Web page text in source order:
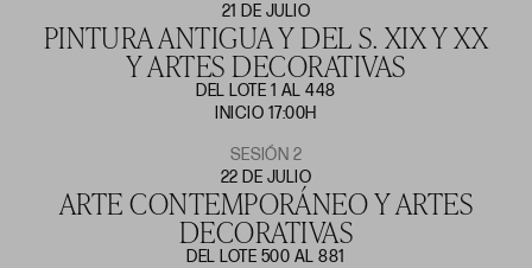
21 DE JULIO
PINTURA ANTIGUA Y DEL S. XIX Y XX
Y ARTES DECORATIVAS
DEL LOTE 1 AL 448
INICIO 17:00H
SESIÓN 2
22 DE JULIO
ARTE CONTEMPORÁNEO Y ARTES
DECORATIVAS
DEL LOTE 500 AL 881